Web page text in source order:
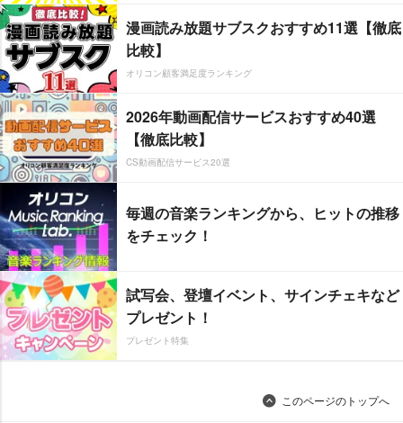
漫画読み放題サブスクおすすめ11選【徹底
比較】
オリコン顧客満足度ランキング
2026年動画配信サービスおすすめ40選
【徹底比較】
CS動画配信サービス20選
毎週の音楽ランキングから、ヒットの推移
をチェック！
試写会、登壇イベント、サインチェキなど
プレゼント！
プレゼント特集
このページのトップへ